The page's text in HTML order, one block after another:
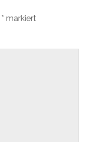
* markiert